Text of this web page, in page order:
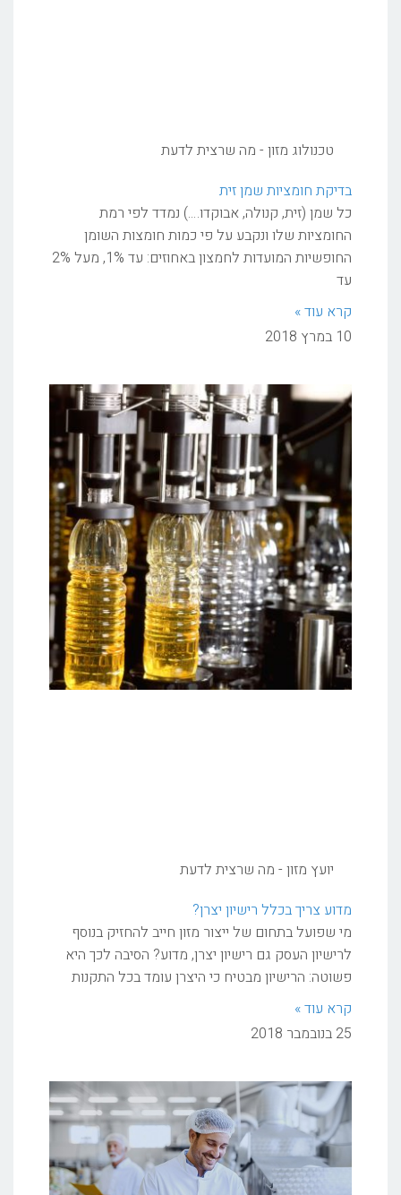
טכנולוג מזון - מה שרצית לדעת
בדיקת חומציות שמן זית
כל שמן (זית, קנולה, אבוקדו….) נמדד לפי רמת
החומציות שלו ונקבע על פי כמות חומצות השומן
החופשיות המועדות לחמצון באחוזים: עד 1%, מעל 2%
עד
קרא עוד »
10 במרץ 2018
יועץ מזון - מה שרצית לדעת
מדוע צריך בכלל רישיון יצרן?
מי שפועל בתחום של ייצור מזון חייב להחזיק בנוסף
לרישיון העסק גם רישיון יצרן, מדוע? הסיבה לכך היא
פשוטה: הרישיון מבטיח כי היצרן עומד בכל התקנות
קרא עוד »
25 בנובמבר 2018